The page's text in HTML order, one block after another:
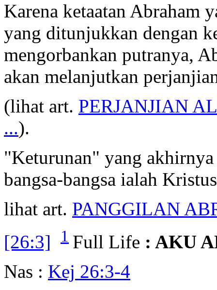
Karena ketaatan Abraham
yang ditunjukkan dengan
mengorbankan putranya,
akan melanjutkan
(lihat art. PERJANJIAN
...).
"Keturunan" yang
bangsa-bangsa ialah
lihat art. PANGGILAN
[26:3]
1 Full Life : AKU
Nas : Kej 26:3-4